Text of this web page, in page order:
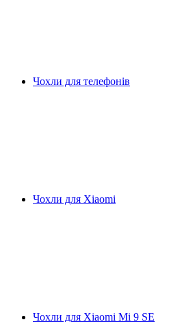
Чохли для телефонів
Чохли для Xiaomi
Чохли для Xiaomi Mi 9 SE